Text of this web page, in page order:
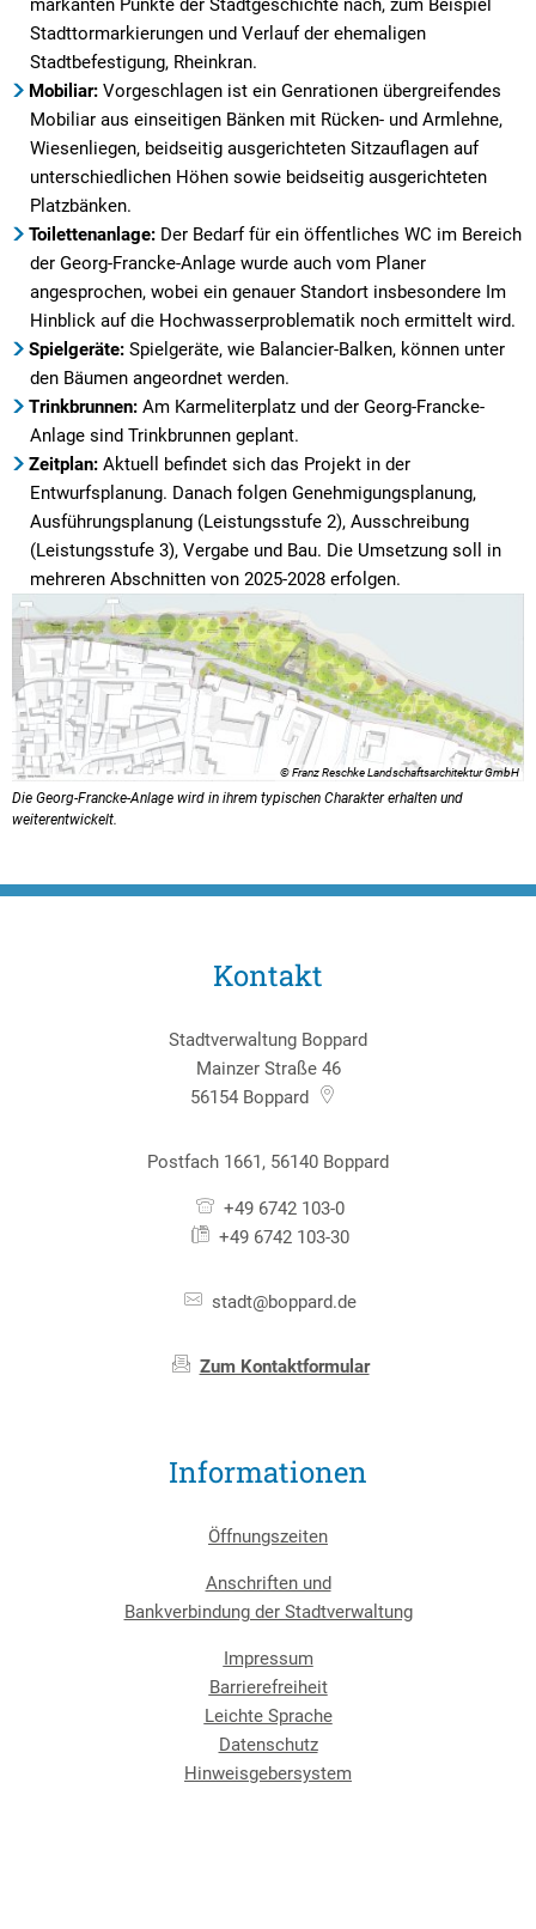
markanten Punkte der Stadtgeschichte nach, zum Beispiel
Stadttormarkierungen und Verlauf der ehemaligen
Stadtbefestigung, Rheinkran.
Mobiliar: Vorgeschlagen ist ein Genrationen übergreifendes
Mobiliar aus einseitigen Bänken mit Rücken- und Armlehne,
Wiesenliegen, beidseitig ausgerichteten Sitzauflagen auf
unterschiedlichen Höhen sowie beidseitig ausgerichteten
Platzbänken.
Toilettenanlage: Der Bedarf für ein öffentliches WC im Bereich
der Georg-Francke-Anlage wurde auch vom Planer
angesprochen, wobei ein genauer Standort insbesondere Im
Hinblick auf die Hochwasserproblematik noch ermittelt wird.
Spielgeräte: Spielgeräte, wie Balancier-Balken, können unter
den Bäumen angeordnet werden.
Trinkbrunnen: Am Karmeliterplatz und der Georg-Francke-
Anlage sind Trinkbrunnen geplant.
Zeitplan: Aktuell befindet sich das Projekt in der
Entwurfsplanung. Danach folgen Genehmigungsplanung,
Ausführungsplanung (Leistungsstufe 2), Ausschreibung
(Leistungsstufe 3), Vergabe und Bau. Die Umsetzung soll in
mehreren Abschnitten von 2025-2028 erfolgen.
© Franz Reschke Landschaftsarchitektur GmbH
Die Georg-Francke-Anlage wird in ihrem typischen Charakter erhalten und
weiterentwickelt.
Kontakt
Stadtverwaltung Boppard
Mainzer Straße 46
56154 Boppard
Postfach 1661, 56140 Boppard
+49 6742 103-0
+49 6742 103-30
stadt@boppard.de
Zum Kontaktformular
Informationen
Öffnungszeiten
Anschriften und
Bankverbindung der Stadtverwaltung
Impressum
Barrierefreiheit
Leichte Sprache
Datenschutz
Hinweisgebersystem